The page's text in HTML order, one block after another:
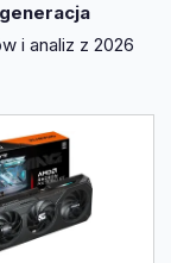
i analiz z 2026